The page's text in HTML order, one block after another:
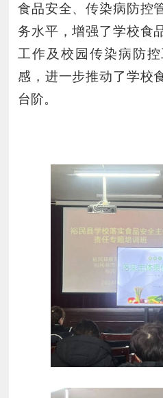
食品安全、传染病防控
务水平，增强了学校食
工作及 校园传染病防
感，进一步推动了学校
台阶。